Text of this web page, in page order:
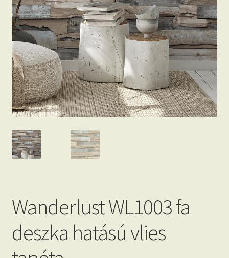
Wanderlust WL1003 fa
deszka hatású vlies